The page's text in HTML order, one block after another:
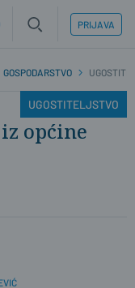
PRIJAVA
GOSPODARSTVO
UGOSTITELJSTVO
općine